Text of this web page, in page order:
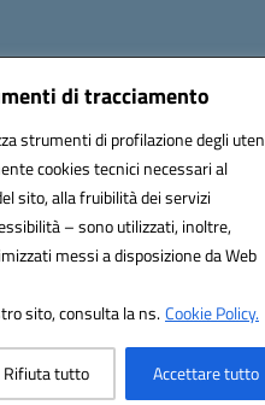
di tracciamento
strumenti di profilazione degli
cookies tecnici necessari al
sito, alla fruibilità dei servizi
– sono utilizzati, inoltre,
messi a disposizione da Web
sito, consulta la ns.Cookie Policy.
Rifiuta tutto Accettare tutto